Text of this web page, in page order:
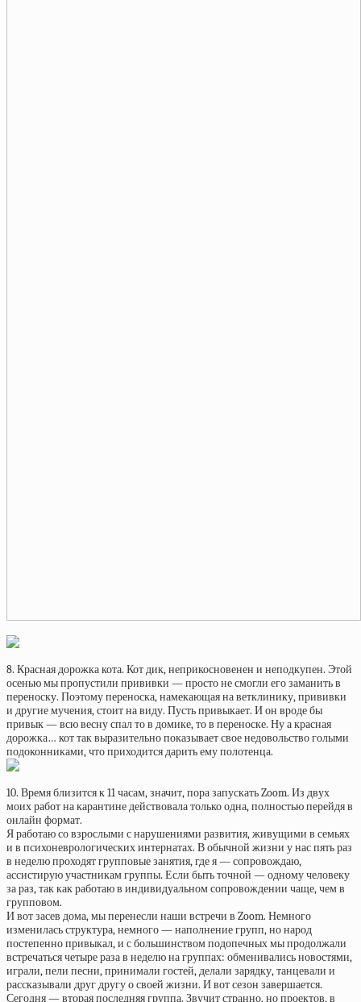
8. Красная дорожка кота. Кот дик, неприкосновенен и неподкупен. Этой
осенью мы пропустили прививки — просто не смогли его заманить в
переноску. Поэтому переноска, намекающая на ветклинику, прививки
и другие мучения, стоит на виду. Пусть привыкает. И он вроде бы
привык — всю весну спал то в домике, то в переноске. Ну а красная
дорожка… кот так выразительно показывает свое недовольство голыми
подоконниками, что приходится дарить ему полотенца.
10. Время близится к 11 часам, значит, пора запускать Zoom. Из двух
моих работ на карантине действовала только одна, полностью перейдя в
онлайн формат.
Я работаю со взрослыми с нарушениями развития, живущими в семьях
и в психоневрологических интернатах. В обычной жизни у нас пять раз
в неделю проходят групповые занятия, где я — сопровождаю,
ассистирую участникам группы. Если быть точной — одному человеку
за раз, так как работаю в индивидуальном сопровождении чаще, чем в
групповом.
И вот засев дома, мы перенесли наши встречи в Zoom. Немного
изменилась структура, немного — наполнение групп, но народ
постепенно привыкал, и с большинством подопечных мы продолжали
встречаться четыре раза в неделю на группах: обменивались новостями,
играли, пели песни, принимали гостей, делали зарядку, танцевали и
рассказывали друг другу о своей жизни. И вот сезон завершается.
Сегодня — вторая последняя группа. Звучит странно, но проектов, в